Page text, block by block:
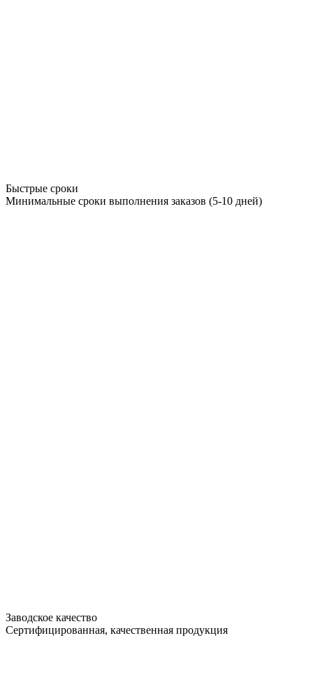
Быстрые сроки
Минимальные сроки выполнения заказов (5-10 дней)
Заводское качество
Сертифицированная, качественная продукция